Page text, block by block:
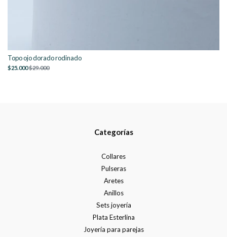
Topo ojo dorado rodinado
$25.000$29.000
Categorías
Collares
Pulseras
Aretes
Anillos
Sets joyería
Plata Esterlina
Joyería para parejas